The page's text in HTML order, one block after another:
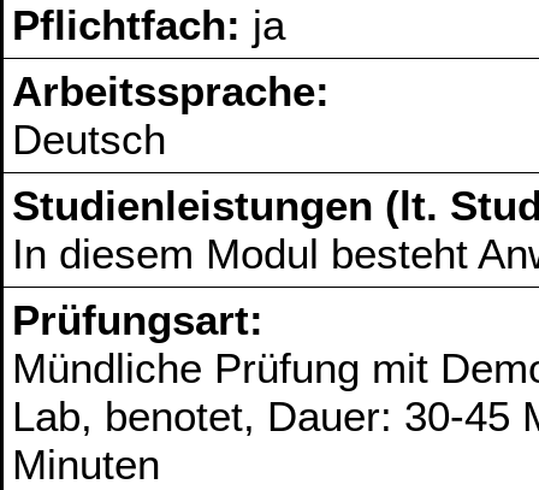
Pflichtfach: ja
Arbeitssprache:
Deutsch
Studienleistungen (lt.
In diesem Modul besteht
Prüfungsart:
Mündliche Prüfung mit
Lab, benotet, Dauer: 30-45
Minuten